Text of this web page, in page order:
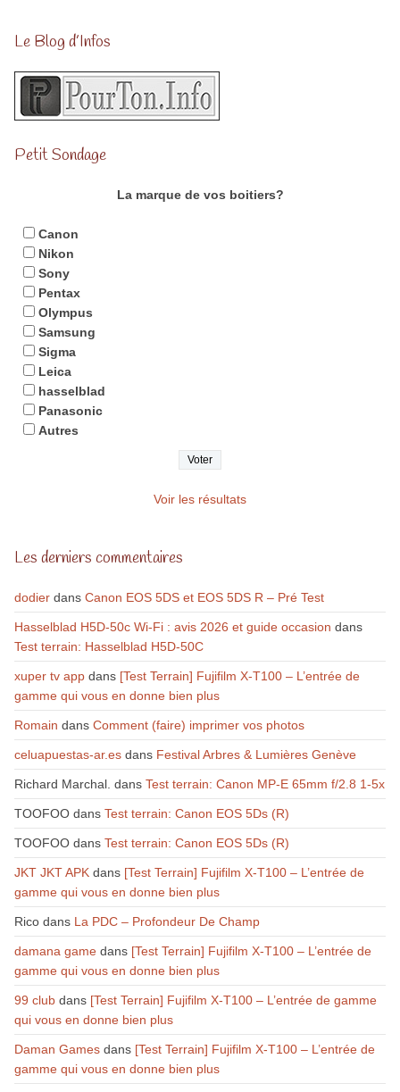
Le Blog d’Infos
Petit Sondage
La marque de vos boitiers?
Canon
Nikon
Sony
Pentax
Olympus
Samsung
Sigma
Leica
hasselblad
Panasonic
Autres
Voir les résultats
Les derniers commentaires
dodierdans Canon EOS 5DS et EOS 5DS R – Pré Test
Hasselblad H5D-50c Wi-Fi : avis 2026 et guide occasion dans
Test terrain: Hasselblad H5D-50C
xuper tv appdans [Test Terrain] Fujifilm X-T100 – L’entrée de
gamme qui vous en donne bien plus
Romain dans Comment (faire) imprimer vos photos
celuapuestas-ar.esdans Festival Arbres & Lumières Genève
Richard Marchal. dans Test terrain: Canon MP-E 65mm f/2.8 1-5x
TOOFOOdans Test terrain: Canon EOS 5Ds (R)
TOOFOOdans Test terrain: Canon EOS 5Ds (R)
JKT JKT APKdans [Test Terrain] Fujifilm X-T100 – L’entrée de
gamme qui vous en donne bien plus
Ricodans La PDC – Profondeur De Champ
damana gamedans [Test Terrain] Fujifilm X-T100 – L’entrée de
gamme qui vous en donne bien plus
99 clubdans [Test Terrain] Fujifilm X-T100 – L’entrée de gamme
qui vous en donne bien plus
Daman Gamesdans [Test Terrain] Fujifilm X-T100 – L’entrée de
gamme qui vous en donne bien plus